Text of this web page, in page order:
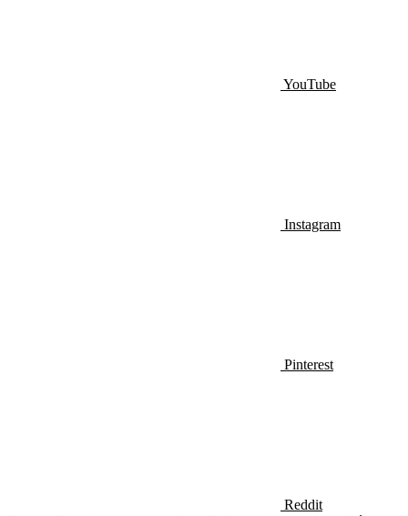
YouTube
Instagram
Pinterest
Reddit